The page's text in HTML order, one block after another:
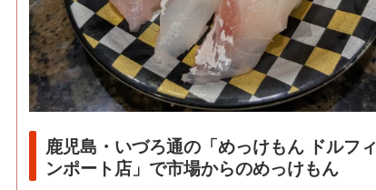
鹿児島・いづろ通の「めっけもん ドルフィ
ンポート店」で市場からのめっけもん